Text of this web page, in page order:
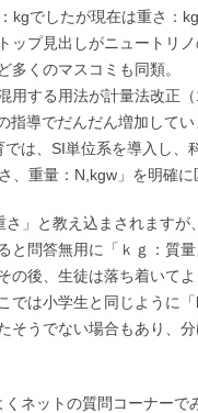
kgでしたが現在は重さ：kg
ップ見出しがニュートリ
多くのマスコミも同類。
用する用法が計量法改正
指導でだんだん増加してい
は、SI単位系を導入し、
、重量：N,kgw」を明確に
」と教え込まされますが
と問答無用に「ｋｇ：質
の後、生徒は落ち着いて
では小学生と同じように
そうでない場合もあり、
ネットの質問コーナーで